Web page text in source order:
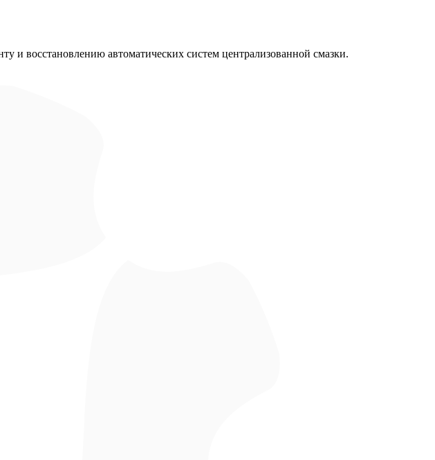
и восстановлению автоматических систем централизованной смазки.